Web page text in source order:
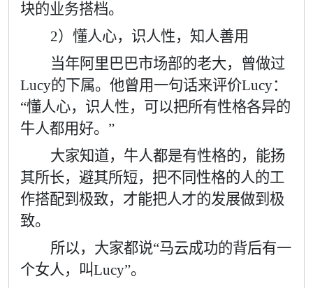
块的业务搭档。
2）懂人心，识人性，知人善用
当年阿里巴巴市场部的老大，曾做过
Lucy的下属。他曾用一句话来评价Lucy：
“懂人心，识人性，可以把所有性格各异的
牛人都用好。 ”
大家知道，牛人都是有性格的，能扬
其所长，避其所短，把不同性格的人的工
作搭配到极致，才能把人才的发展做到极
致。
所以，大家都说“马云成功的背后有一
个女人，叫Lucy”。